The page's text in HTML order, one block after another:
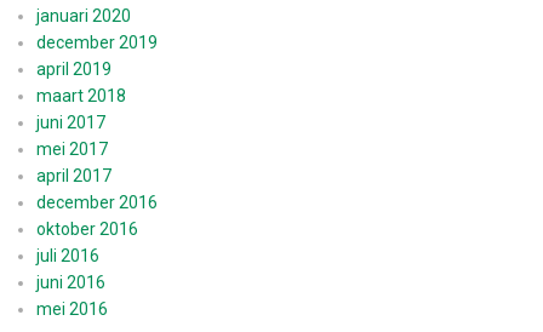
januari 2020
december 2019
april 2019
maart 2018
juni 2017
mei 2017
april 2017
december 2016
oktober 2016
juli 2016
juni 2016
mei 2016